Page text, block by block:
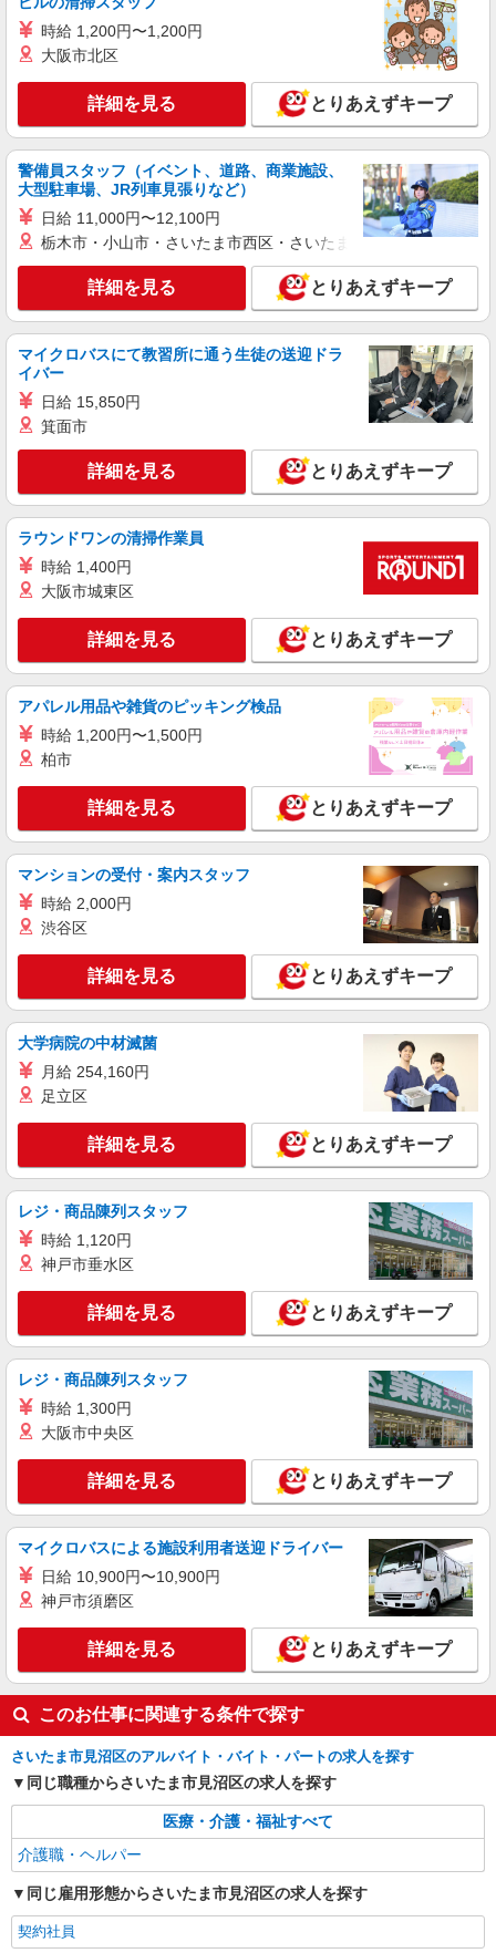
契約社員
春野ケアセンターそよ風：RO16905
【月給】265,920円〜295,920円 ▼給与詳細 処
遇改善手当：35,920円 夜勤手当：30,000円（5回
分） ※6回目以降は1回6,000円支給 ▼下記別途支
給 通勤手当 年末年始手当：380円/時 寸志あり：
年2回（6月・12月） ※業績による 特別報酬：平
均34.1万円（最高額135万円） ※2025年6月支給実
績 ※処遇改善手当は試用期間中(3ヶ月)は支給なし
埼玉県さいたま市見沼区深作2-10-10
キープ 詳細を見る
パート
見沼北ケアセンターそよ風：RO9435
NEW
ショートステイ 介護スタッフ
【時給】1,350円〜1,570円 ▼給与詳細 処遇改
善手当：200円/時 ▼下記別途支給 通勤手当 年末
年始手当：380円/時 寸志あり：年2回（6月・12
月） ※業績による ※処遇改善手当は試用期間中(3
埼玉県さいたま市見沼区東大宮4-40-2
キープ 詳細を見る
パート
大宮東ケアセンターそよ風：RO9369
NEW
ショートステイ 夜勤専従介護職
【時給】1,445円〜1,470円 ▼給与詳細 処遇改
善手当：220円/時 夜勤手当:6,000円/回 ▼下記別途
支給 通勤手当 年末年始手当：380円/時 寸志あ
り：年2回（6月・12月） ※業績による ※処遇改
埼玉県さいたま市見沼区大字南中野1135-7
詳細を見る
パート
大宮見沼ケアセンターそよ風：RO16923
NEW
年始手当：380円/時 寸志あり：年2回（6月・12
月） ※業績による ※処遇改善手当は試用期間中(3
ヶ月)は支給なし
埼玉県さいたま市見沼区南中丸318-1
キープ 詳細を見る
派遣社員
株式会社トラストグロース 新宿本社 第3営業部
介護付き有料老人ホームでの介護士
時給：初任者研修1550円/実務者研修1650円/介
埼玉県さいたま市見沼区
キープ 詳細を見る
株式会社kotrio /●SW-S-2098477
≪大和田駅≫高月給24万〜/賞与年2回｜就労支
援施設
【正社員】月給240,000〜400,000円 ・基本
給：200,000円〜220,000円 ・資格手当：10,000〜
30,000円 ・役職手当：10,000〜70,000円 ・処遇改
善手当：20,000〜60,000円（勤続年数、保有資格
により変動） ・固定残業手当：20,000円（10時
間） ※固定残業時間を超過する場合には超過勤務
手当として別途支給 ・夜勤手当：10,000円/1回
（上記給与とは別に支給） 下記資格をお持ちの方
歓迎 ・認知症介護基礎研修 ・初任者研修 ・実務
キープ 詳細を見る
時給 1,200円〜1,200円
大阪市北区
詳細を見る とりあえずキープ
警備員スタッフ（イベント、道路、商業施設、
大型駐車場、JR列車見張りなど）
日給 11,000円〜12,100円
栃木市・小山市・さいたま市西区・さいたま市岩槻区・久喜市・
詳細を見る とりあえずキープ
マイクロバスにて教習所に通う生徒の送迎ドラ
イバー
日給 15,850円
箕面市
詳細を見る とりあえずキープ
ラウンドワンの清掃作業員
時給 1,400円
大阪市城東区
詳細を見る とりあえずキープ
アパレル用品や雑貨のピッキング検品
時給 1,200円〜1,500円
柏市
詳細を見る とりあえずキープ
マンションの受付・案内スタッフ
時給 2,000円
渋谷区
詳細を見る とりあえずキープ
大学病院の中材滅菌
月給 254,160円
足立区
詳細を見る とりあえずキープ
レジ・商品陳列スタッフ
時給 1,120円
神戸市垂水区
詳細を見る とりあえずキープ
レジ・商品陳列スタッフ
時給 1,300円
大阪市中央区
詳細を見る とりあえずキープ
マイクロバスによる施設利用者送迎ドライバー
日給 10,900円〜10,900円
神戸市須磨区
詳細を見る とりあえずキープ
このお仕事に関連する条件で探す
さいたま市見沼区のアルバイト・バイト・パートの求人を探す
同じ職種からさいたま市見沼区の求人を探す
医療・介護・福祉すべて
介護職・ヘルパー
同じ雇用形態からさいたま市見沼区の求人を探す
契約社員